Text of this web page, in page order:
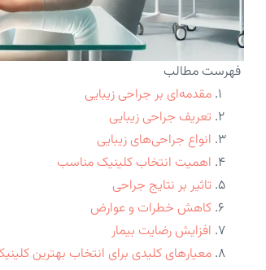
فهرست مطالب
مقدمه‌ای بر جراحی زیبایی
تعریف جراحی زیبایی
انواع جراحی‌های زیبایی
اهمیت انتخاب کلینیک مناسب
تاثیر بر نتایج جراحی
کاهش خطرات و عوارض
افزایش رضایت بیمار
معیارهای کلیدی برای انتخاب بهترین